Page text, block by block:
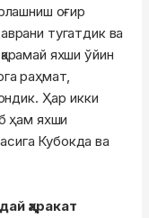
оғир
тугатдик ва
яхши ўйин
раҳмат,
Ҳар икки
ҳам яхши
Кубокда ва
ҳаракат